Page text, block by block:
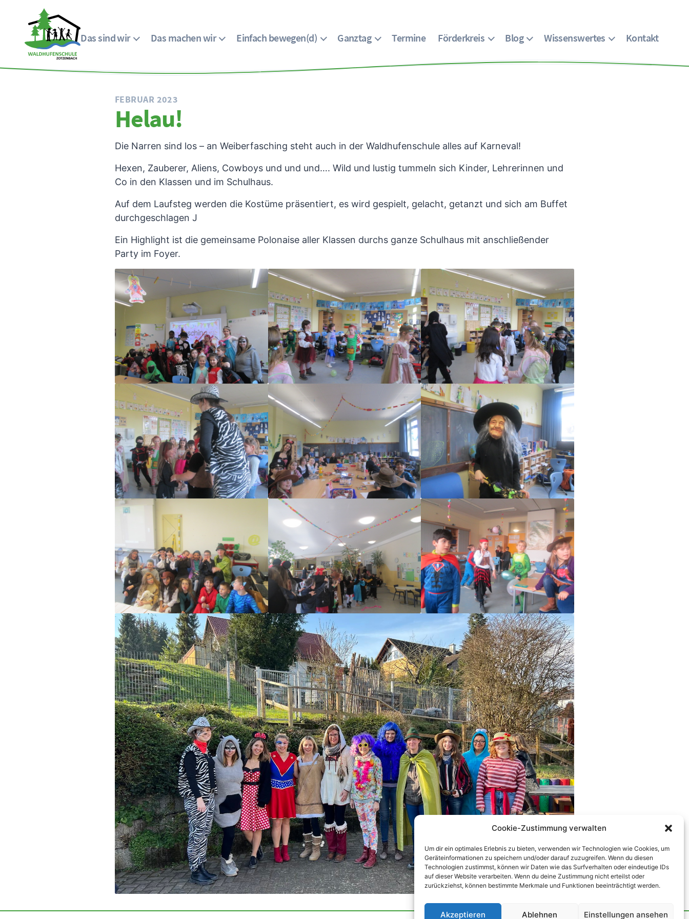
Cookie-Zustimmung verwalten
Um dir ein optimales Erlebnis zu bieten, verwenden wir Technologien wie Cookies, um
Geräteinformationen zu speichern und/oder darauf zuzugreifen. Wenn du diesen
Technologien zustimmst, können wir Daten wie das Surfverhalten oder eindeutige IDs
auf dieser Website verarbeiten. Wenn du deine Zustimmung nicht erteilst oder
zurückziehst, können bestimmte Merkmale und Funktionen beeinträchtigt werden.
Akzeptieren Ablehnen Einstellungen ansehen
Waldhufenschule
Das sind wir Das machen wir Einfach bewegen(d) Ganztag Termine Förderkreis Blog Wissenswertes Kontakt
Menü
FEBRUAR 2023
Helau!
Die Narren sind los – an Weiberfasching steht auch in der Waldhufenschule alles auf Karneval!
Hexen, Zauberer, Aliens, Cowboys und und und…. Wild und lustig tummeln sich Kinder, Lehrerinnen und
Co in den Klassen und im Schulhaus.
Auf dem Laufsteg werden die Kostüme präsentiert, es wird gespielt, gelacht, getanzt und sich am Buffet
durchgeschlagen J
Ein Highlight ist die gemeinsame Polonaise aller Klassen durchs ganze Schulhaus mit anschließender
Party im Foyer.